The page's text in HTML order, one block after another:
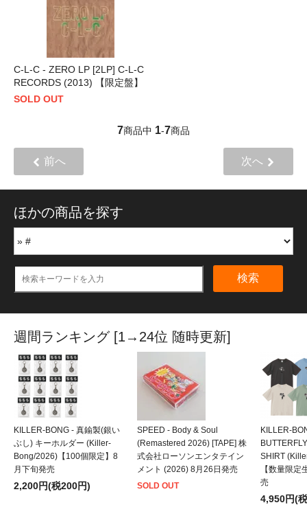
C-L-C - ZERO LP [2LP] C-L-C
RECORDS (2013) 【限定盤】
SOLD OUT
7商品中 1-7商品
前へ 次へ
ほかの商品を探す
検索
週間ランキング [1→24位 随時更新]
KILLER-BONG - 真鍮製(銀い
ぶし) キーホルダー (Killer-
Bong/2026)【100個限定】8
月下旬発売
2,200円(税200円)
SPEED - Body & Soul
(Remastered 2026) [TAPE] 株
式会社ローソンエンタテイン
メント (2026) 8月26日発売
SOLD OUT
KILLER-
SHIRT
【数量限定
売
4,950円(